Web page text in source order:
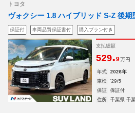
トヨタ
ヴォクシー 1.8 ハイブリッド S-Z 後
保証付 車両品質保証書付 購入プラン付き
支払総額
529.9 万円
年式 2026年
車検
'29/5
保証
保証付
住所
千葉県 千